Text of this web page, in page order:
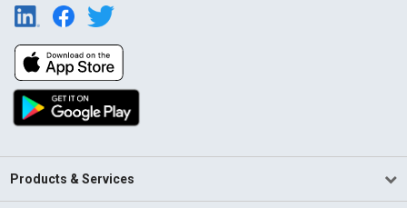
Products & Services